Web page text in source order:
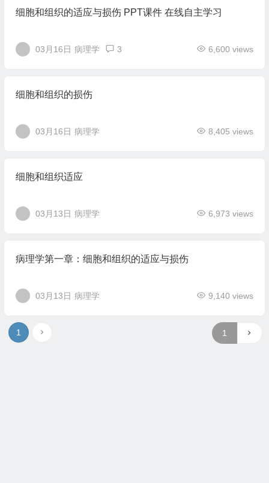
细胞和组织的适应与损伤 PPT课件 在线自主学习
03月16日 病理学 6,600 views
3
细胞和组织的损伤
03月16日 病理学 8,405 views
细胞和组织适应
03月13日 病理学 6,973 views
病理学第一章：细胞和组织的适应与损伤
03月13日 病理学 9,140 views
1